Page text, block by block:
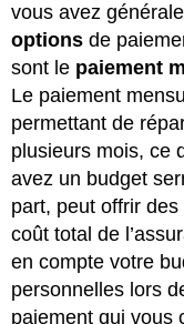
vous avez
options de
sont le paiement
Le paiement
permettant de
plusieurs mois, ce
avez un budget
part, peut offrir
coût total de
en compte votre
personnelles lors
paiement qui vous